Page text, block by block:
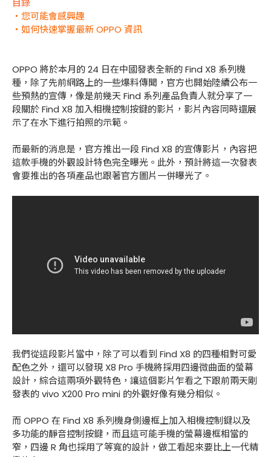
目錄
・您可能會感興趣
・如何快速掌握最新 OPPO 資訊
OPPO 將於本月的 24 日在中國發表全新的 Find X8 系列機
種，除了先前網路上的一些爆料傳聞，官方也開始陸續公布一
些預熱的宣傳，像是前幾天 Find 系列產品負責人就分享了一
段關於 Find X8 加入相機控制按鍵的影片，影片內容同時還展
示了在水下進行拍照的示範。
而最新的消息是，官方推出一段 Find X8 的宣傳影片，內容把
這款手機的外觀設計特色完全曝光。此外，預計將這一次發表
會要推出的各項產品也跟著官方圖片一併曝光了。
我們從這段影片當中，除了可以看到 Find X8 的四種相對可愛
配色之外，還可以發現 X8 Pro 手機將採用四邊微曲面的螢幕
設計，綜合這兩項外觀特色，讓這個影片乍看之下跟前兩天剛
發表的 vivo X200 Pro mini 的外觀好像有幾分相似。
而 OPPO 在 Find X8 系列機身側邊框上加入相機控制鍵以及
多功能的靜音控制按鍵，而且這可能手機的螢幕邊框相當的
窄，四邊 R 角也採用了等寬的設計，做工看起來要比上一代精